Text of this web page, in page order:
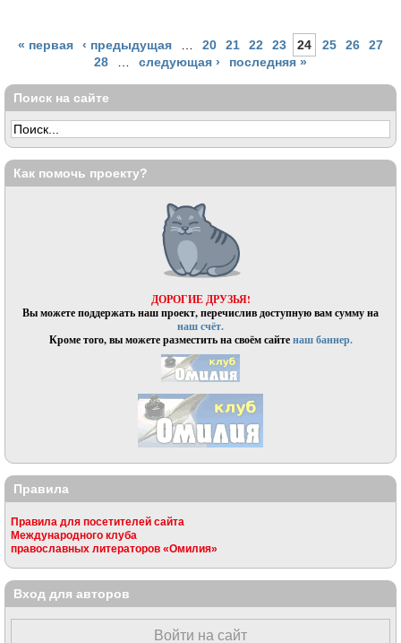
Страницы
« первая ‹ предыдущая 20 21 22 23 24 25 26
27
28
следующая › последняя »
Поиск на сайте
Как помочь проекту?
ДОРОГИЕ ДРУЗЬЯ!
Вы можете поддержать наш проект, перечислив доступную вам сумму на
наш счёт.
Кроме того, вы можете разместить на своём сайтенаш баннер.
Правила
Правила для посетителей сайта
Международного клуба
православных литераторов «Омилия»
Вход для авторов
Войти на сайт